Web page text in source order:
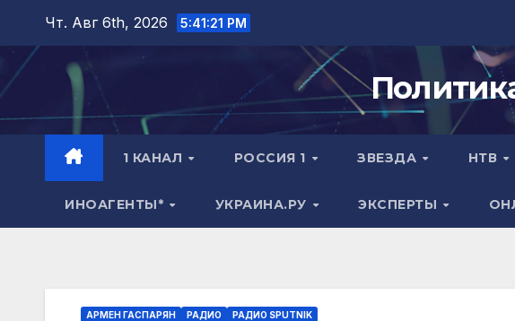
Перейти
содержимому
Чт. Авг 6th, 2026 5:41:22 PM
1 КАНАЛ РОССИЯ 1 ЗВЕЗДА НТВ
ИНОАГЕНТЫ* УКРАИНА.РУ ЭКСПЕРТЫ
АРМЕН ГАСПАРЯН РАДИО РАДИО SPUTNIK